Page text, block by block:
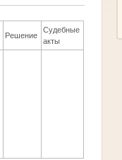
Решение
Судебные
акты